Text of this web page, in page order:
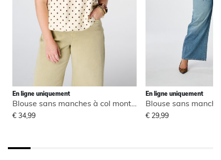
En ligne uniquement
Blouse sans manches à col montant
€ 34,99
En ligne uniquement
€ 29,99